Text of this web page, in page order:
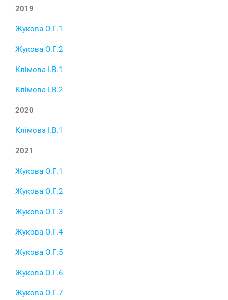
2019
Жукова О.Г.1
Жукова О.Г.2
Клімова І.В.1
Клімова І.В.2
2020
Клімова І.В.1
2021
Жукова О.Г.1
Жукова О.Г.2
Жукова О.Г.3
Жукова О.Г.4
Жукова О.Г.5
Жукова О.Г.6
Жукова О.Г.7